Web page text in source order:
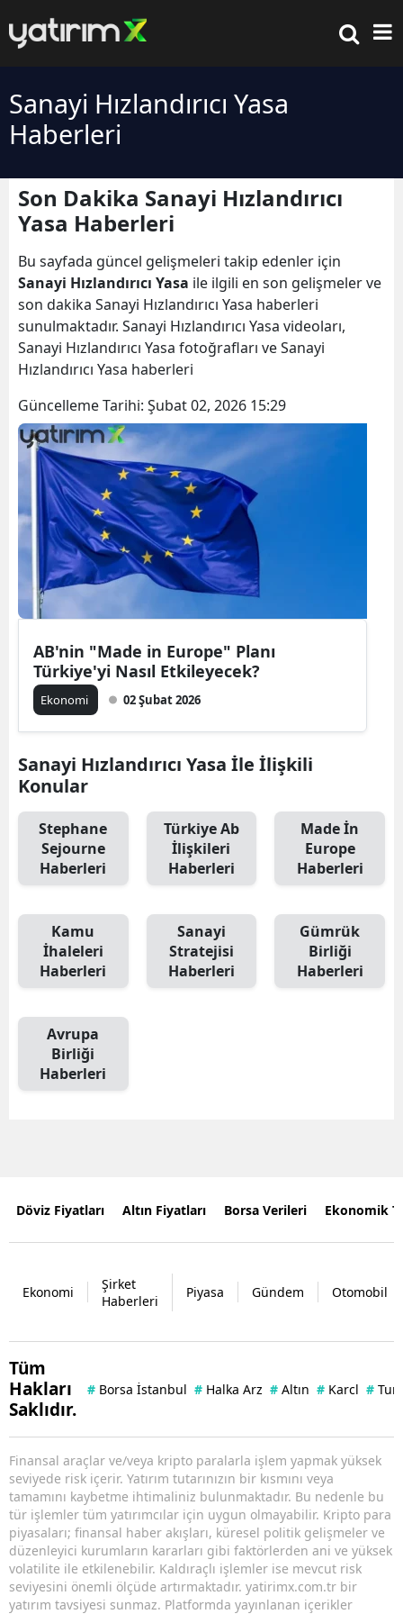
Sanayi Hızlandırıcı Yasa
Haberleri
Son Dakika Sanayi Hızlandırıcı
Yasa Haberleri
Bu sayfada güncel gelişmeleri takip edenler için
Sanayi Hızlandırıcı Yasa ile ilgili en son gelişmeler ve
son dakika Sanayi Hızlandırıcı Yasa haberleri
sunulmaktadır. Sanayi Hızlandırıcı Yasa videoları,
Sanayi Hızlandırıcı Yasa fotoğrafları ve Sanayi
Hızlandırıcı Yasa haberleri
Güncelleme Tarihi: Şubat 02, 2026 15:29
AB'nin "Made in Europe" Planı
Türkiye'yi Nasıl Etkileyecek?
Ekonomi 02 Şubat 2026
Sanayi Hızlandırıcı Yasa İle İlişkili
Konular
Stephane
Sejourne
Haberleri
Türkiye Ab
İlişkileri
Haberleri
Made İn
Europe
Haberleri
Kamu
İhaleleri
Haberleri
Sanayi
Stratejisi
Haberleri
Gümrük
Birliği
Haberleri
Avrupa
Birliği
Haberleri
Döviz Fiyatları Altın Fiyatları Borsa Verileri Ekonomik
Ekonomi
Şirket
Haberleri
Piyasa Gündem Otomobil
Tüm
Hakları
Saklıdır.
# Borsa İstanbul # Halka Arz # Altın # Karcl #
Finansal araçlar ve/veya kripto paralarla işlem yapmak yüksek
seviyede risk içerir. Yatırım tutarınızın bir kısmını veya
tamamını kaybetme ihtimaliniz bulunmaktadır. Bu nedenle bu
tür işlemler tüm yatırımcılar için uygun olmayabilir. Kripto para
piyasaları; finansal haber akışları, küresel politik gelişmeler ve
düzenleyici kurumların kararları gibi faktörlerden ani ve yüksek
volatilite ile etkilenebilir. Kaldıraçlı işlemler ise mevcut risk
seviyesini önemli ölçüde artırmaktadır. yatirimx.com.tr bir
yatırım tavsiyesi sunmaz. Platformda yayınlanan içerikler